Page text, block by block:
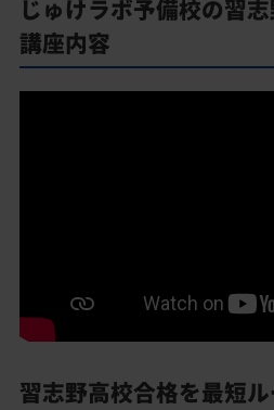
じゅけラボ予備校の習
講座内容
習志野高校合格を最短